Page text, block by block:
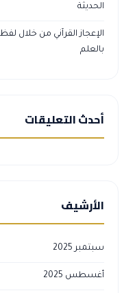
الحديثة
الإعجاز القرآني من خلال
بالعلم
أحدث التعليقات
الأرشيف
سبتمبر 2025
أغسطس 2025